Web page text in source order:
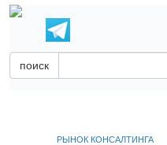
поиск
РЫНОК КОНСАЛТИНГА